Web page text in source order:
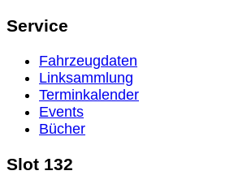
Service
Fahrzeugdaten
Linksammlung
Terminkalender
Events
Bücher
Slot 132